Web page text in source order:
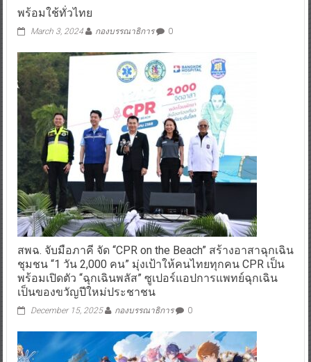
พร้อมใช้ทั่วไทย
March 3, 2024 กองบรรณาธิการ 0
สพฉ. จับมือภาคี จัด “CPR on the Beach” สร้างอาสาฉุกเฉิน
ชุมชน “1 วัน 2,000 คน” มุ่งเป้าให้คนไทยทุกคน CPR เป็น
พร้อมเปิดตัว “ฉุกเฉินพลัส” ซูเปอร์แอปการแพทย์ฉุกเฉิน
เป็นของขวัญปีใหม่ประชาชน
December 15, 2025 กองบรรณาธิการ 0